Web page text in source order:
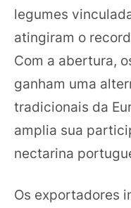
legumes
atingiram o
Com a abertura,
ganham uma
tradicionais da
amplia sua
nectarina
Os exportadores